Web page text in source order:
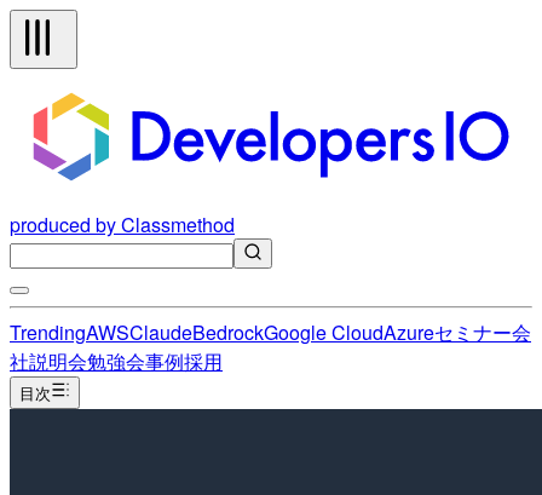
produced by Classmethod
TrendingAWSClaudeBedrockGoogle CloudAzureセミナー会
社説明会勉強会事例採用
目次